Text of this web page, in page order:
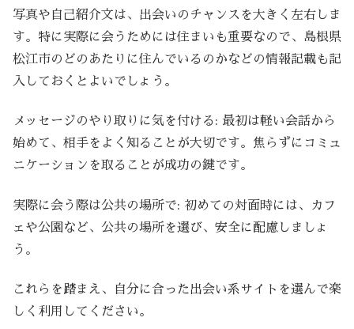
写真や自己紹介文は、出会いのチャンスを大きく左右しま
す。特に実際に会うためには住まいも重要なので、島根県
松江市のどのあたりに住んでいるのかなどの情報記載も記
入しておくとよいでしょう。
メッセージのやり取りに気を付ける: 最初は軽い会話から
始めて、相手をよく知ることが大切です。焦らずにコミュ
ニケーションを取ることが成功の鍵です。
実際に会う際は公共の場所で: 初めての対面時には、カフ
ェや公園など、公共の場所を選び、安全に配慮しましょ
う。
これらを踏まえ、自分に合った出会い系サイトを選んで楽
しく利用してください。